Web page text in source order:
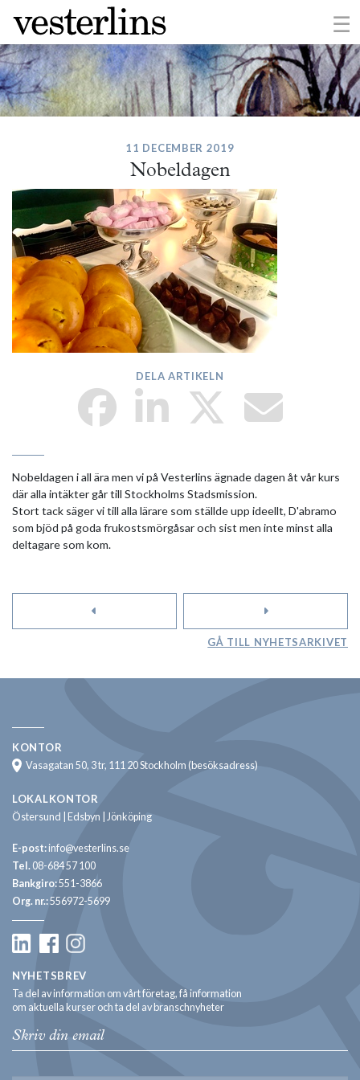
☰
×
11 DECEMBER 2019
Nobeldagen
DELA ARTIKELN
Nobeldagen i all ära men vi på Vesterlins ägnade dagen åt vår kurs
där alla intäkter går till Stockholms Stadsmission.
Stort tack säger vi till alla lärare som ställde upp ideellt, D'abramo
som bjöd på goda frukostsmörgåsar och sist men inte minst alla
deltagare som kom.
GÅ TILL NYHETSARKIVET
KONTOR
Vasagatan 50, 3 tr, 111 20 Stockholm (besöksadress)
LOKALKONTOR
Östersund | Edsbyn | Jönköping
E-post: info@vesterlins.se
Tel. 08-684 57 100
Bankgiro:551-3866
Org. nr.:556972-5699
NYHETSBREV
Ta del av information om vårt företag, få information
om aktuella kurser och ta del av branschnyheter